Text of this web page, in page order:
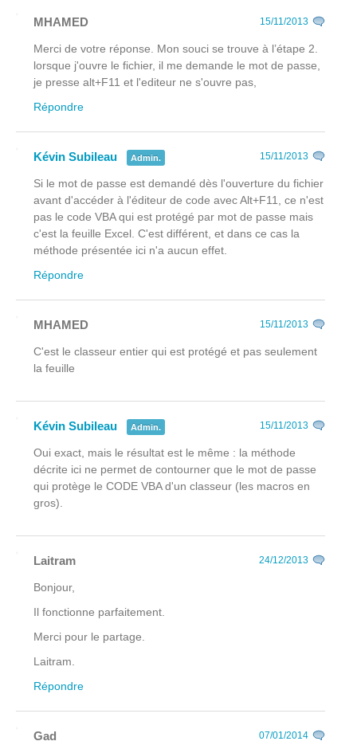
MHAMED 15/11/2013
Merci de votre réponse. Mon souci se trouve à l’étape 2.
lorsque j'ouvre le fichier, il me demande le mot de passe,
je presse alt+F11 et l'editeur ne s'ouvre pas,
Répondre
Kévin Subileau Admin. 15/11/2013
Si le mot de passe est demandé dès l'ouverture du fichier
avant d'accéder à l'éditeur de code avec Alt+F11, ce n'est
pas le code VBA qui est protégé par mot de passe mais
c'est la feuille Excel. C'est différent, et dans ce cas la
méthode présentée ici n'a aucun effet.
Répondre
MHAMED 15/11/2013
C'est le classeur entier qui est protégé et pas seulement
la feuille
Kévin Subileau Admin. 15/11/2013
Oui exact, mais le résultat est le même : la méthode
décrite ici ne permet de contourner que le mot de passe
qui protège le CODE VBA d'un classeur (les macros en
gros).
Laitram 24/12/2013
Bonjour,
Il fonctionne parfaitement.
Merci pour le partage.
Laitram.
Répondre
Gad 07/01/2014